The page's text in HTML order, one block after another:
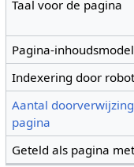
Taal voor de pagina
Pagina-inhoudsmodel
Indexering door
Aantal
pagina
Geteld als pagina